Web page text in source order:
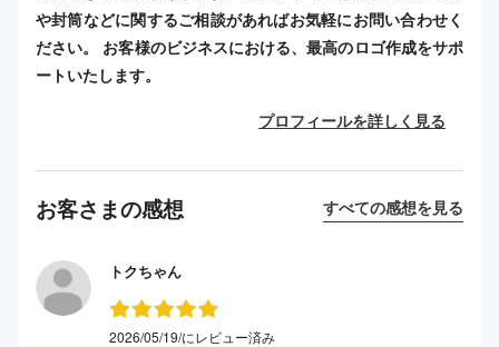
や封筒などに関するご相談があればお気軽にお問い合わせく
ださい。 お客様のビジネスにおける、最高のロゴ作成をサポ
ートいたします。
プロフィールを詳しく見る
お客さまの感想 すべての感想を見る
トクちゃん
2026/05/19/にレビュー済み